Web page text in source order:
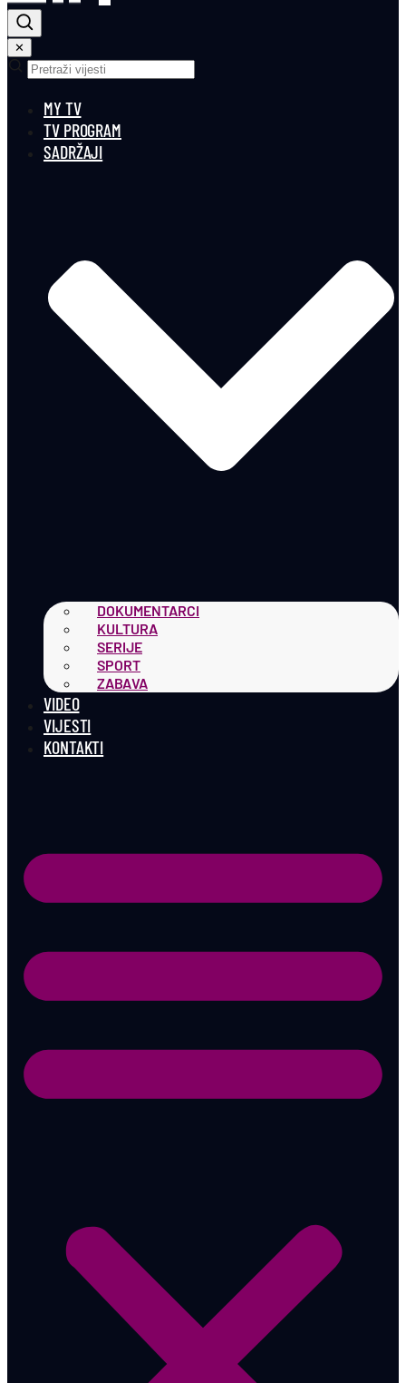
✕
MY TV
TV PROGRAM
SADRŽAJI
DOKUMENTARCI
KULTURA
SERIJE
SPORT
ZABAVA
VIDEO
VIJESTI
KONTAKTI